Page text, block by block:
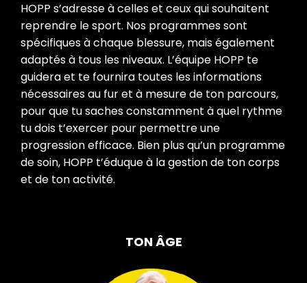
HOPP s’adresse à celles et ceux qui souhaitent
reprendre le sport. Nos programmes sont
spécifiques à chaque blessure, mais également
adaptés à tous les niveaux. L’équipe HOPP te
guidera et te fournira toutes les informations
nécessaires au fur et à mesure de ton parcours,
pour que tu saches constamment à quel rythme
tu dois t’exercer pour permettre une
progression efficace. Bien plus qu’un programme
de soin, HOPP t’éduque à la gestion de ton corps
et de ton activité.
TON ÂGE